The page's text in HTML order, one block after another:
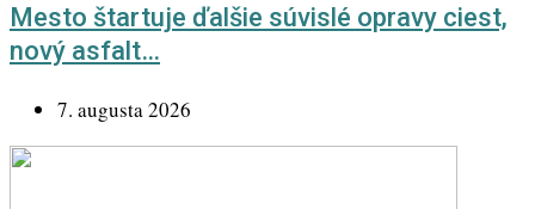
Mesto štartuje ďalšie súvislé opravy ciest,
nový asfalt…
7. augusta 2026